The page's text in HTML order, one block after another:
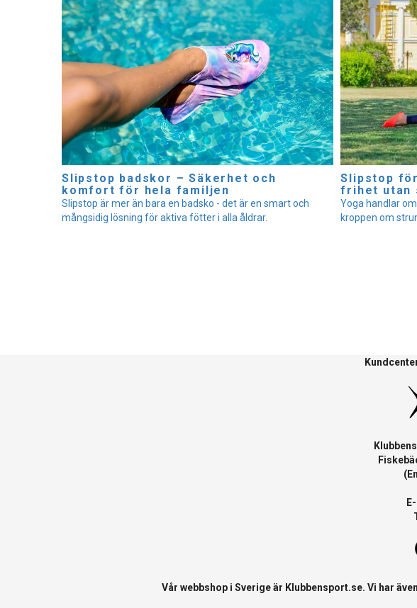
Slipstop badskor – Säkerhet och
komfort för hela familjen
Slipstop är mer än bara en badsko - det är en smart och
mångsidig lösning för aktiva fötter i alla åldrar.
Slipstop
frihet utan
Yoga handlar
kroppen om
Vår webbshop i Sverige är Klubbensport.se. Vi har